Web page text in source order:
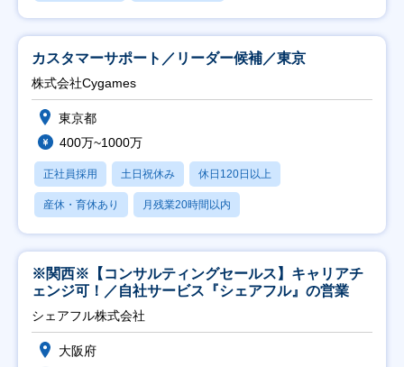
カスタマーサポート／リーダー候補／東京
株式会社Cygames
東京都
400万~1000万
正社員採用 土日祝休み 休日120日以上
産休・育休あり 月残業20時間以内
※関西※【コンサルティングセールス】キャリアチ
ェンジ可！／自社サービス『シェアフル』の営業
シェアフル株式会社
大阪府